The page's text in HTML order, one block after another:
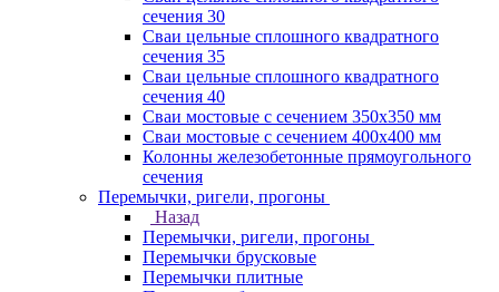
сечения 30
Сваи цельные сплошного квадратного
сечения 35
Сваи цельные сплошного квадратного
сечения 40
Сваи мостовые с сечением 350х350 мм
Сваи мостовые с сечением 400х400 мм
Колонны железобетонные прямоугольного
сечения
Перемычки, ригели, прогоны
Назад
Перемычки, ригели, прогоны
Перемычки брусковые
Перемычки плитные